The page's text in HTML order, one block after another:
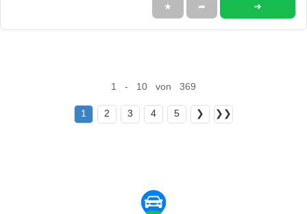
★ ➦ ➜
1 - 10 von 369
1 2 3 4 5 ❯ ❯❯